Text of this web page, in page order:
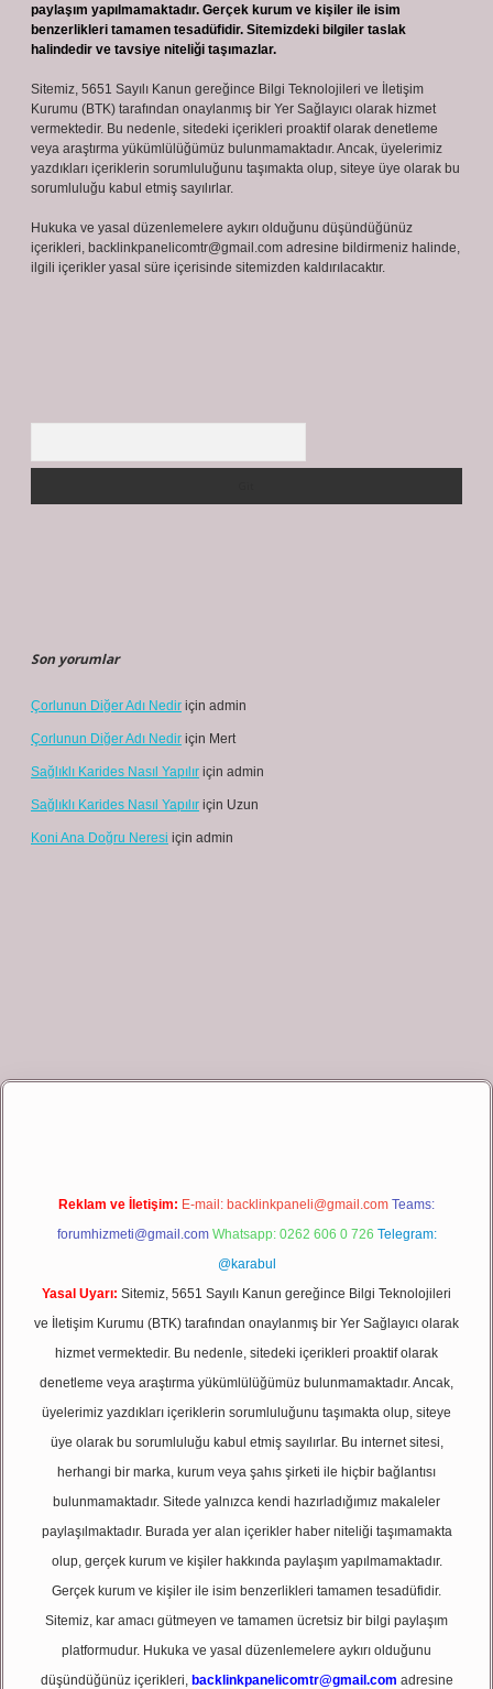
paylaşım yapılmamaktadır. Gerçek kurum ve kişiler ile isim
benzerlikleri tamamen tesadüfidir. Sitemizdeki bilgiler taslak
halindedir ve tavsiye niteliği taşımazlar.
Sitemiz, 5651 Sayılı Kanun gereğince Bilgi Teknolojileri ve İletişim
Kurumu (BTK) tarafından onaylanmış bir Yer Sağlayıcı olarak hizmet
vermektedir. Bu nedenle, sitedeki içerikleri proaktif olarak denetleme
veya araştırma yükümlülüğümüz bulunmamaktadır. Ancak, üyelerimiz
yazdıkları içeriklerin sorumluluğunu taşımakta olup, siteye üye olarak bu
sorumluluğu kabul etmiş sayılırlar.
Hukuka ve yasal düzenlemelere aykırı olduğunu düşündüğünüz
içerikleri, backlinkpanelicomtr@gmail.com adresine bildirmeniz halinde,
ilgili içerikler yasal süre içerisinde sitemizden kaldırılacaktır.
Son yorumlar
Çorlunun Diğer Adı Nedir için admin
Çorlunun Diğer Adı Nedir için Mert
Sağlıklı Karides Nasıl Yapılır için admin
Sağlıklı Karides Nasıl Yapılır için Uzun
Koni Ana Doğru Neresi için admin
giriş
Reklam ve İletişim: E-mail: backlinkpaneli@gmail.com Teams:
forumhizmeti@gmail.com Whatsapp: 0262 606 0 726 Telegram:
@karabul
Yasal Uyarı: Sitemiz, 5651 Sayılı Kanun gereğince Bilgi Teknolojileri
ve İletişim Kurumu (BTK) tarafından onaylanmış bir Yer Sağlayıcı olarak
hizmet vermektedir. Bu nedenle, sitedeki içerikleri proaktif olarak
denetleme veya araştırma yükümlülüğümüz bulunmamaktadır. Ancak,
üyelerimiz yazdıkları içeriklerin sorumluluğunu taşımakta olup, siteye
üye olarak bu sorumluluğu kabul etmiş sayılırlar. Bu internet sitesi,
herhangi bir marka, kurum veya şahıs şirketi ile hiçbir bağlantısı
bulunmamaktadır. Sitede yalnızca kendi hazırladığımız makaleler
paylaşılmaktadır. Burada yer alan içerikler haber niteliği taşımamakta
olup, gerçek kurum ve kişiler hakkında paylaşım yapılmamaktadır.
Gerçek kurum ve kişiler ile isim benzerlikleri tamamen tesadüfidir.
Sitemiz, kar amacı gütmeyen ve tamamen ücretsiz bir bilgi paylaşım
platformudur. Hukuka ve yasal düzenlemelere aykırı olduğunu
düşündüğünüz içerikleri, backlinkpanelicomtr@gmail.com adresine